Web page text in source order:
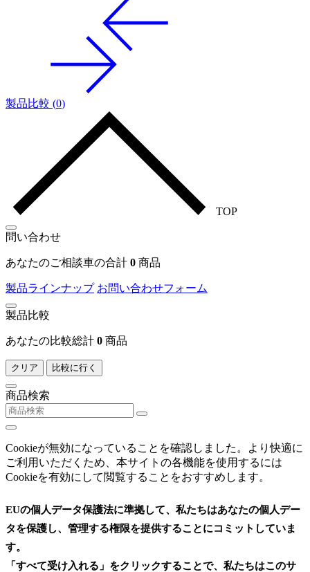
製品比較 (0)
TOP
問い合わせ
あなたのご相談車の合計 0 商品
製品ラインナップ お問い合わせフォーム
製品比較
あなたの比較総計 0 商品
クリア 比較に行く
商品検索
Cookieが無効になっていることを確認しました。より快適に
ご利用いただくため、本サイトの各機能を使用するには
Cookieを有効にして閲覧することをおすすめします。
EUの個人データ保護法に準拠して、私たちはあなたの個人デー
タを保護し、管理する権限を提供することにコミットしていま
す。
「すべて受け入れる」をクリックすることで、私たちはこのサ